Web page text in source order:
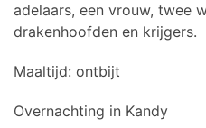
adelaars, een vrouw, twee
drakenhoofden en krijgers.
Maaltijd: ontbijt
Overnachting in Kandy